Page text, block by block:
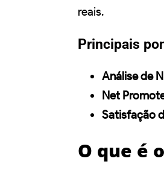
reais.
Principais
Análise de
Net
Satisfação
O que é